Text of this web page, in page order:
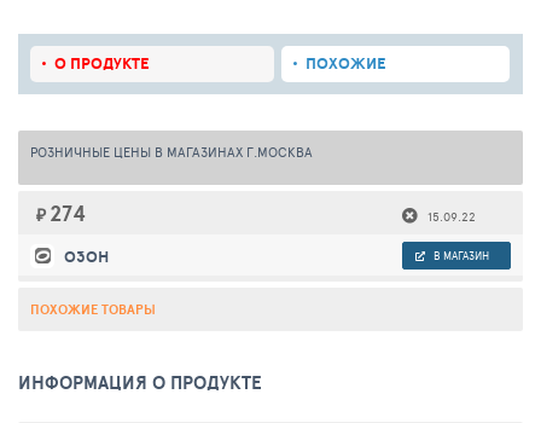
О ПРОДУКТЕ ПОХОЖИЕ
РОЗНИЧНЫЕ ЦЕНЫ В МАГАЗИНАХ Г.МОСКВА
₽ 274 15.09.22
ОЗОН В МАГАЗИН
ПОХОЖИЕ ТОВАРЫ
ИНФОРМАЦИЯ О ПРОДУКТЕ